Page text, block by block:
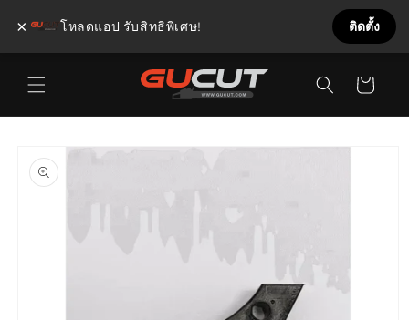
ข้ามไป
ยัง
เนื้อหา
สินค้า
ข้ามไป
ยังข้อมูล
สินค้า
× โหลดแอป รับสิทธิพิเศษ! ติดตั้ง